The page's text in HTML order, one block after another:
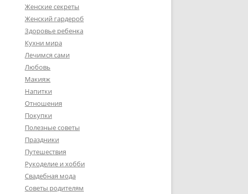
Женские секреты
Женский гардероб
Здоровье ребенка
Кухни мира
Лечимся сами
Любовь
Макияж
Напитки
Отношения
Покупки
Полезные советы
Праздники
Путешествия
Рукоделие и хобби
Свадебная мода
Советы родителям